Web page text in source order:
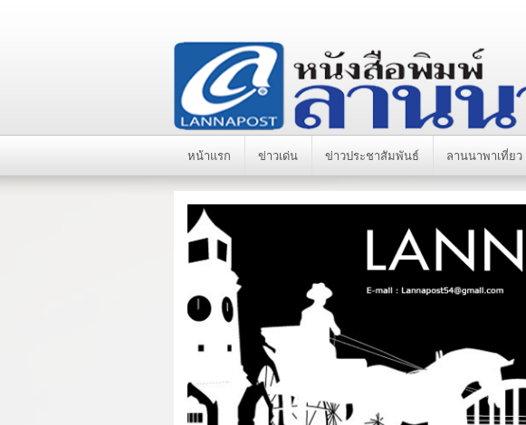
หน้าแรก ข่าวเด่น ข่าวประชาสัมพันธ์ ลานนาพาเที่ยว